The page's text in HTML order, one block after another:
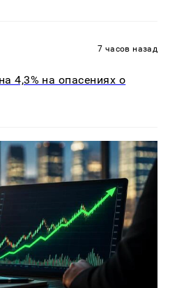
7 часов назад
4,3% на опасениях о